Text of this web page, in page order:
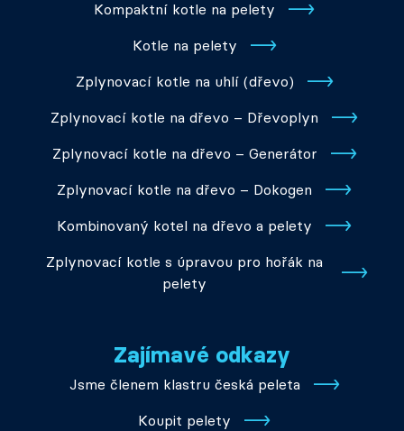
Kompaktní kotle na pelety
Kotle na pelety
Zplynovací kotle na uhlí (dřevo)
Zplynovací kotle na dřevo – Dřevoplyn
Zplynovací kotle na dřevo – Generátor
Zplynovací kotle na dřevo – Dokogen
Kombinovaný kotel na dřevo a pelety
Zplynovací kotle s úpravou pro hořák na
pelety
Zajímavé odkazy
Jsme členem klastru česká peleta
Koupit pelety